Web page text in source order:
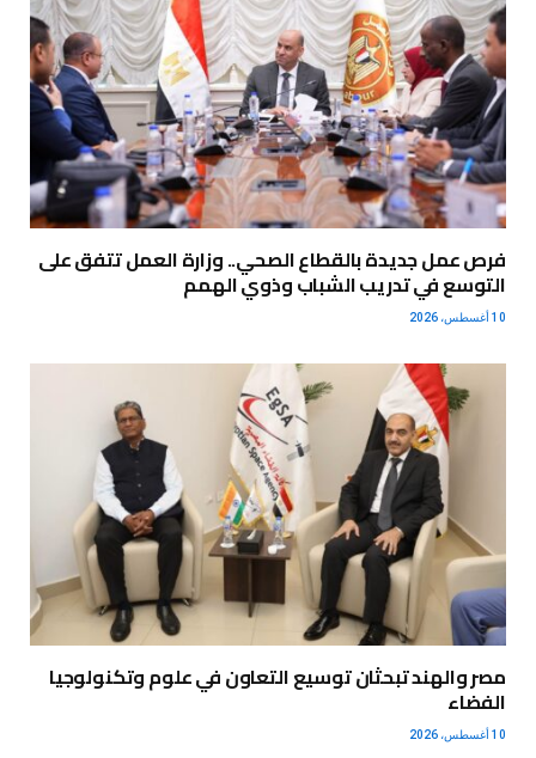
فرص عمل جديدة بالقطاع الصحي.. وزارة العمل تتفق على
التوسع في تدريب الشباب وذوي الهمم
10 أغسطس، 2026
مصر والهند تبحثان توسيع التعاون في علوم وتكنولوجيا
الفضاء
10 أغسطس، 2026